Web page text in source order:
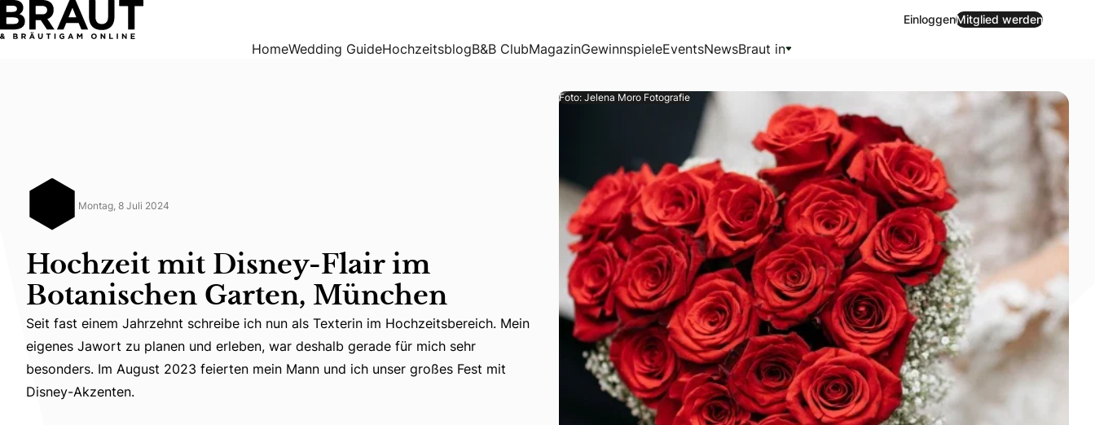
Hochzeit mit Disney-Flair im Botanischen Garten, München
EinloggenMitglied werden
HomeWedding GuideHochzeitsblogB&B ClubMagazinGewinnspieleEventsNewsBraut in
Montag, 8 Juli 2024
Hochzeit mit Disney-Flair im
Botanischen Garten, München
Seit fast einem Jahrzehnt schreibe ich nun als Texterin im Hochzeitsbereich. Mein eigenes Jawort zu planen und erleben, war deshalb gerade für mich sehr besonders. Im
Seit fast einem Jahrzehnt schreibe ich nun als Texterin im Hochzeitsbereich. Mein
eigenes Jawort zu planen und erleben, war deshalb gerade für mich sehr
besonders. Im August 2023 feierten mein Mann und ich unser großes Fest mit
Disney-Akzenten.
Foto: Jelena Moro Fotografie